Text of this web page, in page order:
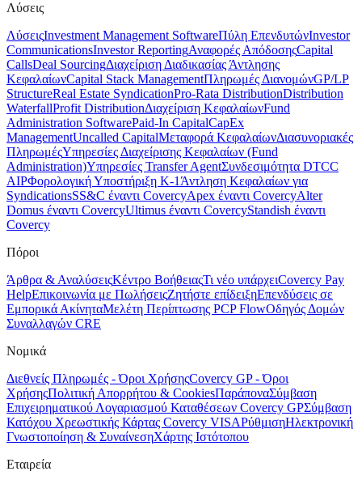
Λύσεις
ΛύσειςInvestment Management SoftwareΠύλη ΕπενδυτώνInvestor
CommunicationsInvestor ReportingΑναφορές ΑπόδοσηςCapital
CallsDeal SourcingΔιαχείριση Διαδικασίας Άντλησης
ΚεφαλαίωνCapital Stack ManagementΠληρωμές ΔιανομώνGP/LP
StructureReal Estate SyndicationPro-Rata DistributionDistribution
WaterfallProfit DistributionΔιαχείριση ΚεφαλαίωνFund
Administration SoftwarePaid-In CapitalCapEx
ManagementUncalled CapitalΜεταφορά ΚεφαλαίωνΔιασυνοριακές
ΠληρωμέςΥπηρεσίες Διαχείρισης Κεφαλαίων (Fund
Administration)Υπηρεσίες Transfer AgentΣυνδεσιμότητα DTCC
AIPΦορολογική Υποστήριξη K-1Άντληση Κεφαλαίων για
SyndicationsSS&C έναντι CovercyApex έναντι CovercyAlter
Domus έναντι CovercyUltimus έναντι CovercyStandish έναντι
Covercy
Πόροι
Άρθρα & ΑναλύσειςΚέντρο ΒοήθειαςΤι νέο υπάρχειCovercy Pay
HelpΕπικοινωνία με ΠωλήσειςΖητήστε επίδειξηΕπενδύσεις σε
Εμπορικά ΑκίνηταΜελέτη Περίπτωσης PCP FlowΟδηγός Δομών
Συναλλαγών CRE
Νομικά
Διεθνείς Πληρωμές - Όροι ΧρήσηςCovercy GP - Όροι
ΧρήσηςΠολιτική Απορρήτου & CookiesΠαράποναΣύμβαση
Επιχειρηματικού Λογαριασμού Καταθέσεων Covercy GPΣύμβαση
Κατόχου Χρεωστικής Κάρτας Covercy VISAΡύθμισηΗλεκτρονική
Γνωστοποίηση & ΣυναίνεσηΧάρτης Ιστότοπου
Εταιρεία